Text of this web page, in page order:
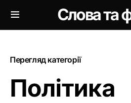
Слова та
Перегляд категорії
Політика